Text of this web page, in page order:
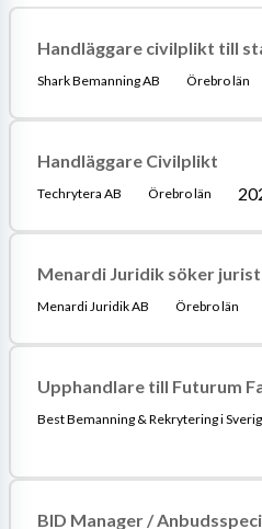
Handläggare civilplikt till
Shark Bemanning AB Örebro län
Handläggare Civilplikt
Techrytera AB Örebro län
Menardi Juridik söker
Menardi Juridik AB Örebro län
Upphandlare till Futurum
Best Bemanning & Rekrytering i
BID Manager /